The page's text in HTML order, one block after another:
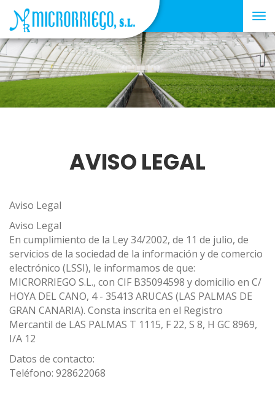
AVISO LEGAL
Aviso Legal
Aviso Legal
En cumplimiento de la Ley 34/2002, de 11 de julio, de
servicios de la sociedad de la información y de comercio
electrónico (LSSI), le informamos de que:
MICRORRIEGO S.L., con CIF B35094598 y domicilio en C/
HOYA DEL CANO, 4 - 35413 ARUCAS (LAS PALMAS DE
GRAN CANARIA). Consta inscrita en el Registro
Mercantil de LAS PALMAS T 1115, F 22, S 8, H GC 8969,
I/A 12
Datos de contacto:
Teléfono: 928622068